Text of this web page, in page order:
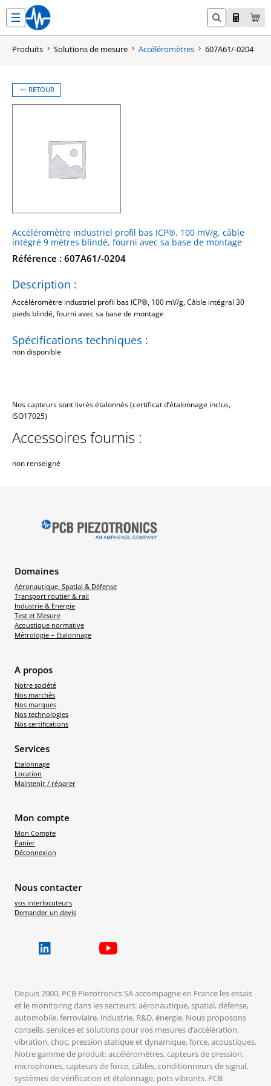
contenu
Produits Solutions de mesure Accéléromètres 607A61/-0204
RETOUR
Accéléromètre industriel profil bas ICP®, 100 mV/g, câble
intégré 9 mètres blindé, fourni avec sa base de montage
Référence : 607A61/-0204
Spécifications techniques :
non disponible
Description :
Accéléromètre industriel profil bas ICP®, 100 mV/g, Câble intégral 30
pieds blindé, fourni avec sa base de montage
Nos capteurs sont livrés étalonnés (certificat d’étalonnage inclus,
ISO17025)
Accessoires fournis :
non renseigné
Domaines
Aéronautique, Spatial & Défense
Transport routier & rail
Industrie & Energie
Test et Mesure
Acoustique normative
Métrologie – Etalonnage
A propos
Notre société
Nos marchés
Nos marques
Nos technologies
Nos certifications
Services
Etalonnage
Location
Maintenir / réparer
Mon compte
Mon Compte
Panier
Déconnexion
Nous contacter
vos interlocuteurs
Demander un devis
Depuis 2000, PCB Piezotronics SA accompagne en France les essais
et le monitoring dans les secteurs: aéronautique, spatial, défense,
automobile, ferroviaire, industrie, R&D, énergie. Nous proposons
conseils, services et solutions pour vos mesures d’accélération,
vibration, choc, pression statique et dynamique, force, acoustiques.
Notre gamme de produit: accéléromètres, capteurs de pression,
microphones, capteurs de force, câbles, conditionneurs de signal,
systèmes de vérification et étalonnage, pots vibrants. PCB